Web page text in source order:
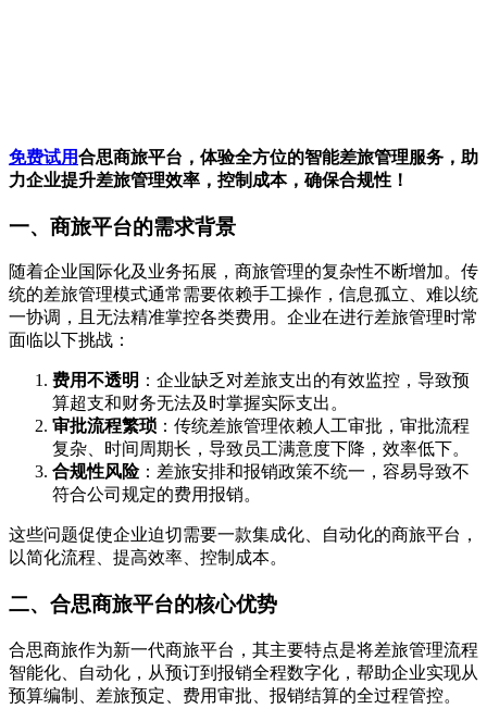
免费试用合思商旅平台，体验全方位的智能差旅管理服务，助
力企业提升差旅管理效率，控制成本，确保合规性！
一、商旅平台的需求背景
随着企业国际化及业务拓展，商旅管理的复杂性不断增加。传
统的差旅管理模式通常需要依赖手工操作，信息孤立、难以统
一协调，且无法精准掌控各类费用。企业在进行差旅管理时常
面临以下挑战：
费用不透明 ：企业缺乏对差旅支出的有效监控，导致预
算超支和财务无法及时掌握实际支出。
审批流程繁琐 ：传统差旅管理依赖人工审批，审批流程
复杂、时间周期长，导致员工满意度下降，效率低下。
合规性风险：差旅安排和报销政策不统一，容易导致不
符合公司规定的费用报销。
这些问题促使企业迫切需要一款集成化、自动化的商旅平台，
以简化流程、提高效率、控制成本。
二、合思商旅平台的核心优势
合思商旅作为新一代商旅平台，其主要特点是将差旅管理流程
智能化、自动化，从预订到报销全程数字化，帮助企业实现从
预算编制、差旅预定、费用审批、报销结算的全过程管控。